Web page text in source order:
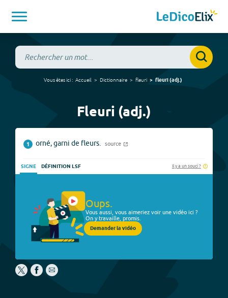
Vous êtes ici : Accueil Dictionnaire fleuri fleuri(adj.)
Fleuri (adj.)
1 orné, garni de fleurs. source
SIGNE DÉFINITION LSF Il y a un souci ?
Oups.
Vous aussi, vous aimeriez voir une vidéo ici ?
On y travaille, promis.
Demander la vidéo